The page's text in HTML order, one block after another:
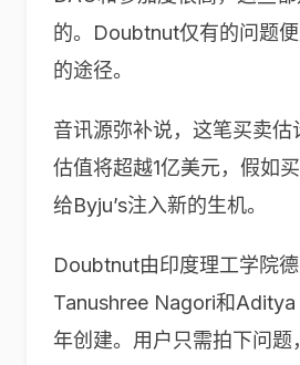
的。Doubtnut仅有的问题
的途径。
音讯源弥补说，这笔买卖
估值将超越1亿美元，假如
给Byju’s注入新的生机。
Doubtnut由印度理工学院
Tanushree Nagori和Aditya
年创建。用户只需拍下问